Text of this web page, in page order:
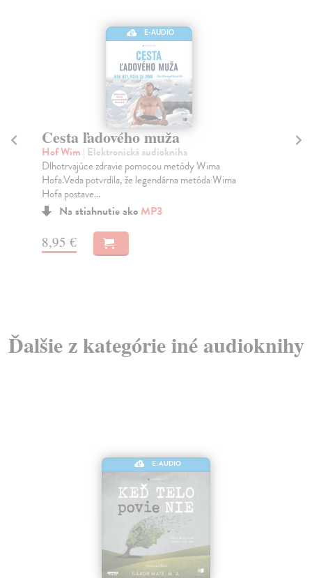
E-AUDIO
Cesta ľadového muža
Hof Wim | Elektronická audiokniha
Dlhotrvajúce zdravie pomocou metódy Wima
Hofa.Veda potvrdila, že legendárna metóda Wima
Hofa postave...
Na stiahnutie ako MP3
8,95 €
Ďalšie z kategórie iné audioknihy
E-AUDIO